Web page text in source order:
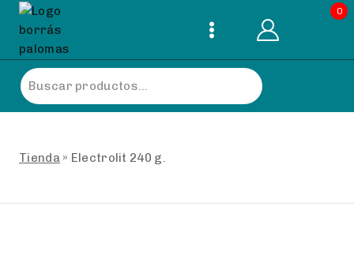
Skip
content
0
Buscar
por:
Tienda » Electrolit 240 g.